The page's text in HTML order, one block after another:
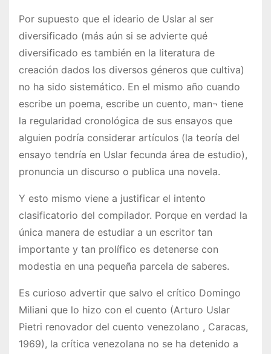
Por supuesto que el ideario de Uslar al ser
diversificado (más aún si se advierte qué
diversificado es también en la literatura de
creación dados los diversos géneros que cultiva)
no ha sido sistemático. En el mismo año cuando
escribe un poema, escribe un cuento, man¬ tiene
la regularidad cronológica de sus ensayos que
alguien podría considerar artículos (la teoría del
ensayo tendría en Uslar fecunda área de estudio),
pronuncia un discurso o publica una novela.
Y esto mismo viene a justificar el intento
clasificatorio del compilador. Porque en verdad la
única manera de estudiar a un escritor tan
importante y tan prolífico es detenerse con
modestia en una pequeña parcela de saberes.
Es curioso advertir que salvo el crítico Domingo
Miliani que lo hizo con el cuento (Arturo Uslar
Pietri renovador del cuento venezolano , Caracas,
1969), la crítica venezolana no se ha detenido a